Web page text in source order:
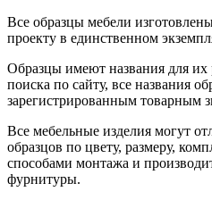
Все образцы мебели
проекту в единственном
Образцы имеют названия для их
поиска по сайту, все названия
зарегистрированным товарным
Все мебельные изделия могут
образцов по цвету, размеру,
способами монтажа и
фурнитуры.